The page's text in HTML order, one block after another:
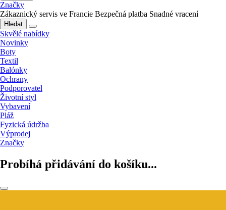
Značky
Zákaznický servis ve Francie Bezpečná platba Snadné vracení
Hledat
Skvělé nabídky
Novinky
Boty
Textil
Balónky
Ochrany
Podporovatel
Životní styl
Vybavení
Pláž
Fyzická údržba
Výprodej
Značky
Probíhá přidávání do košíku...